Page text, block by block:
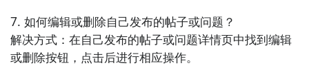
9. 《绿色科技资讯》 - 这款APP聚焦于绿色科技领域的
新闻和资讯，包括光伏发展的最新技术和应用案例。用
7. 如何编辑或删除自己发布的帖子或问题？
解决方式：在自己发布的帖子或问题详情页中找到编辑
或删除按钮，点击后进行相应操作。